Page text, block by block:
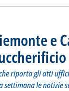
e
riporta gli atti
settimana le notizie